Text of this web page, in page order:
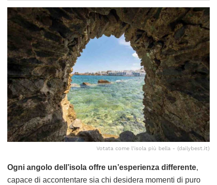
Votata come l'isola più bella - (dailybest.it)
Ogni angolo dell’isola offre un’esperienza differente,
capace di accontentare sia chi desidera momenti di puro